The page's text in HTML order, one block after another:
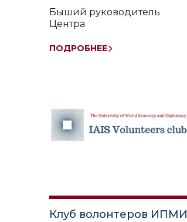
Быший руководитель
Центра
ПОДРОБНЕЕ
Клуб волонтеров ИПМИ